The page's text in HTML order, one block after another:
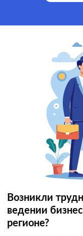
Возникли
ведении
регионе?